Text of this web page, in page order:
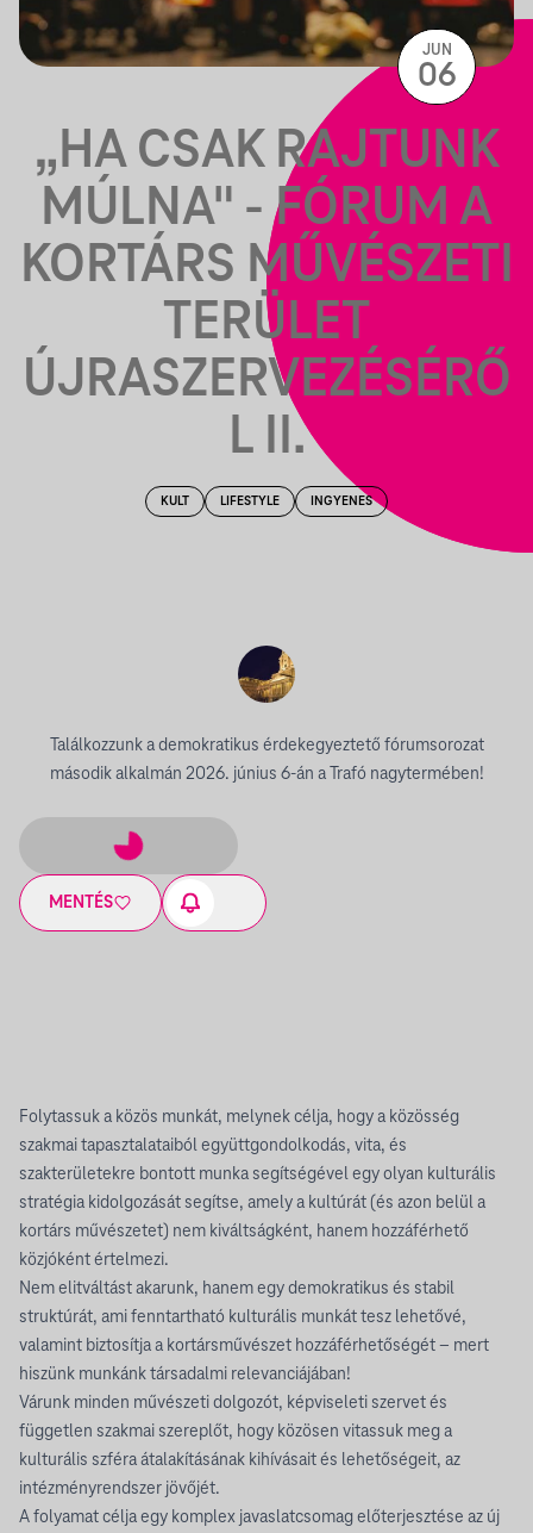
„HA CSAK RAJTUNK
MÚLNA" - FÓRUM A
KORTÁRS MŰVÉSZETI
TERÜLET
ÚJRASZERVEZÉSÉRŐ
L II.
KULT LIFESTYLE INGYENES
Találkozzunk a demokratikus érdekegyeztető fórumsorozat
második alkalmán 2026. június 6-án a Trafó nagytermében!
MENTÉS
JUN
06
Folytassuk a közös munkát, melynek célja, hogy a közösség
szakmai tapasztalataiból együttgondolkodás, vita, és
szakterületekre bontott munka segítségével egy olyan kulturális
stratégia kidolgozását segítse, amely a kultúrát (és azon belül a
kortárs művészetet) nem kiváltságként, hanem hozzáférhető
közjóként értelmezi.
Nem elitváltást akarunk, hanem egy demokratikus és stabil
struktúrát, ami fenntartható kulturális munkát tesz lehetővé,
valamint biztosítja a kortársművészet hozzáférhetőségét – mert
hiszünk munkánk társadalmi relevanciájában!
Várunk minden művészeti dolgozót, képviseleti szervet és
független szakmai szereplőt, hogy közösen vitassuk meg a
kulturális szféra átalakításának kihívásait és lehetőségeit, az
intézményrendszer jövőjét.
A folyamat célja egy komplex javaslatcsomag előterjesztése az új